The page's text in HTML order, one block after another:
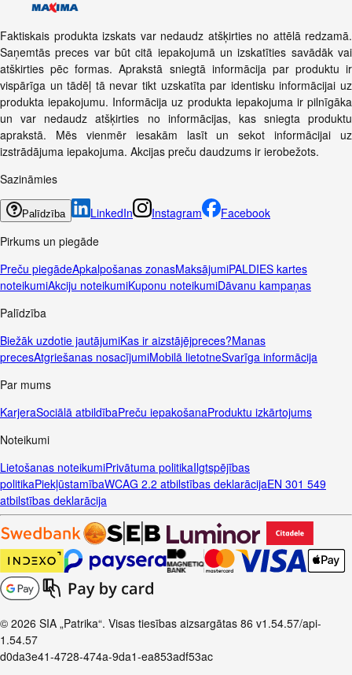
Faktiskais produkta izskats var nedaudz atšķirties no attēlā redzamā.
Saņemtās preces var būt citā iepakojumā un izskatīties savādāk vai
atškirties pēc formas. Aprakstā sniegtā informācija par produktu ir
vispārīga un tādēļ tā nevar tikt uzskatīta par identisku informācijai uz
produkta iepakojumu. Informācija uz produkta iepakojuma ir pilnīgāka
un var nedaudz atšķirties no informācijas, kas sniegta produktu
aprakstā. Mēs vienmēr iesakām lasīt un sekot informācijai uz
izstrādājuma iepakojuma. Akcijas preču daudzums ir ierobežots.
Sazināmies
Palīdzība LinkedIn Instagram
Facebook
Pirkums un piegāde
Preču piegādeApkalpošanas zonasMaksājumiPALDIES kartes
noteikumiAkciju noteikumiKuponu noteikumiDāvanu kampaņas
Palīdzība
Biežāk uzdotie jautājumiKas ir aizstājējpreces?Manas
precesAtgriešanas nosacījumiMobilā lietotneSvarīga informācija
Par mums
KarjeraSociālā atbildībaPreču iepakošanaProduktu izkārtojums
Noteikumi
Lietošanas noteikumiPrivātuma politikaIlgtspējības
politikaPiekļūstamībaWCAG 2.2 atbilstības deklarācijaEN 301 549
atbilstības deklarācija
© 2026 SIA „Patrika“. Visas tiesības aizsargātas 86 v1.54.57/api-
1.54.57
d0da3e41-4728-474a-9da1-ea853adf53ac